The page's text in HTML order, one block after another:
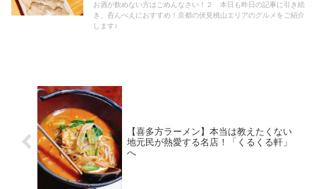
お酒が飲めない方はごめんなさい！２ 本日も昨日の記事に引き続
き、呑んべえにおすすめ！京都の伏見桃山エリアのグルメをご紹介
します♪
【喜多方ラーメン】本当は教えたくない
地元民が熱愛する名店！「くるくる軒」
へ